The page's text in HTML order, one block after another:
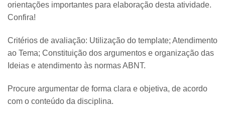
orientações importantes para elaboração desta atividade.
Confira!
Critérios de avaliação: Utilização do template; Atendimento
ao Tema; Constituição dos argumentos e organização das
Ideias e atendimento às normas ABNT.
Procure argumentar de forma clara e objetiva, de acordo
com o conteúdo da disciplina.